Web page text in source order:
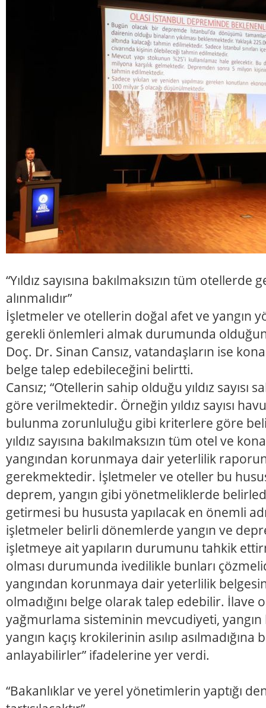
“Yıldız sayısına bakılmaksızın tüm
alınmalıdır”
İşletmeler ve otellerin doğal afet ve yangın
gerekli önlemleri almak durumunda
Doç. Dr. Sinan Cansız, vatandaşların ise
belge talep edebileceğini belirtti.
Cansız; “Otellerin sahip olduğu yıldız
göre verilmektedir. Örneğin yıldız sayısı
bulunma zorunluluğu gibi kriterlere göre
yıldız sayısına bakılmaksızın tüm otel ve
yangından korunmaya dair yeterlilik
gerekmektedir. İşletmeler ve oteller bu
deprem, yangın gibi yönetmeliklerde
getirmesi bu hususta yapılacak en önemli
işletmeler belirli dönemlerde yangın ve
işletmeye ait yapıların durumunu tahkik
olması durumunda ivedilikle bunları
yangından korunmaya dair yeterlilik
olmadığını belge olarak talep edebilir. İlave
yağmurlama sisteminin mevcudiyeti, yangın
yangın kaçış krokilerinin asılıp
anlayabilirler” ifadelerine yer verdi.
“Bakanlıklar ve yerel yönetimlerin yaptığı